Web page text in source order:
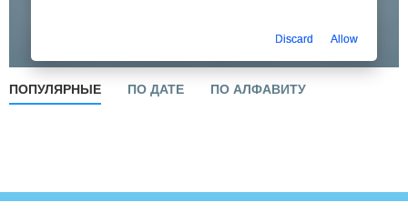
ПОПУЛЯРНЫЕ ПО ДАТЕ ПО АЛФАВИТУ
Discard Allow